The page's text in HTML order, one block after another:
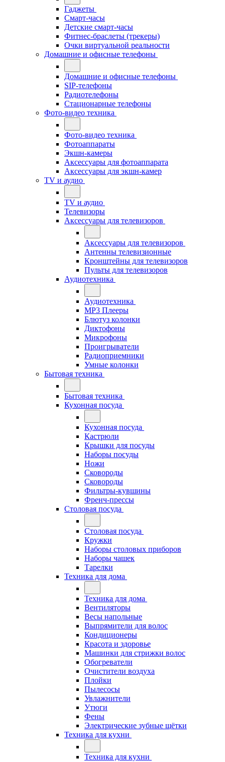
Гаджеты
Смарт-часы
Детские смарт-часы
Фитнес-браслеты (трекеры)
Очки виртуальной реальности
Домашние и офисные телефоны
Домашние и офисные телефоны
SIP-телефоны
Радиотелефоны
Стационарные телефоны
Фото-видео техника
Фото-видео техника
Фотоаппараты
Экшн-камеры
Аксессуары для фотоаппарата
Аксессуары для экшн-камер
TV и аудио
TV и аудио
Телевизоры
Аксессуары для телевизоров
Аксессуары для телевизоров
Антенны телевизионные
Кронштейны для телевизоров
Пульты для телевизоров
Аудиотехника
Аудиотехника
MP3 Плееры
Блютуз колонки
Диктофоны
Микрофоны
Проигрыватели
Радиоприемники
Умные колонки
Бытовая техника
Бытовая техника
Кухонная посуда
Кухонная посуда
Кастрюли
Крышки для посуды
Наборы посуды
Ножи
Сковороды
Сковороды
Фильтры-кувшины
Френч-прессы
Столовая посуда
Столовая посуда
Кружки
Наборы столовых приборов
Наборы чашек
Тарелки
Техника для дома
Техника для дома
Вентиляторы
Весы напольные
Выпрямители для волос
Кондиционеры
Красота и здоровье
Машинки для стрижки волос
Обогреватели
Очистители воздуха
Плойки
Пылесосы
Увлажнители
Утюги
Фены
Электрические зубные щётки
Техника для кухни
Техника для кухни